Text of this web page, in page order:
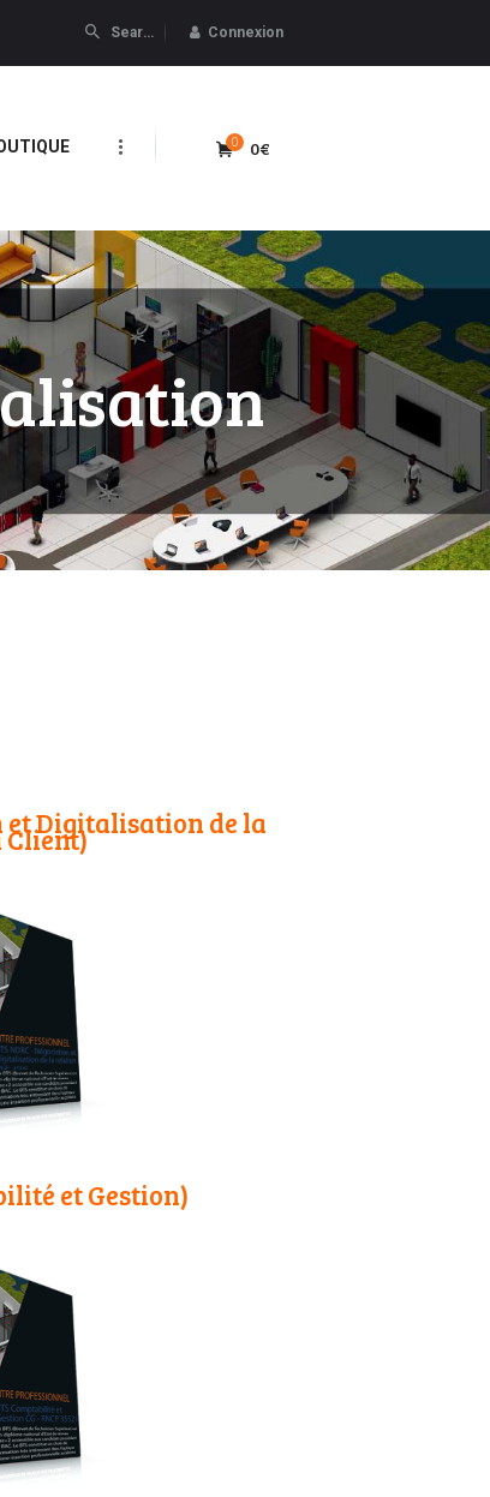
Connexion
0€
0
et Digitalisation de la
et Gestion)